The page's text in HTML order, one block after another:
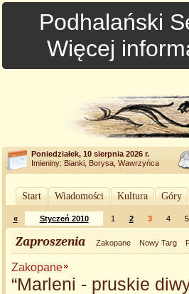
Podhalański
Więcej
Poniedziałek, 10 sierpnia 2026 r.
Imieniny: Bianki, Borysa, Wawrzyńca
Start Wiadomości Kultura Góry
« Styczeń 2010 1 2 3 4 5
Zaproszenia Zakopane Nowy Targ
Zakopane
“Marleni - pruskie